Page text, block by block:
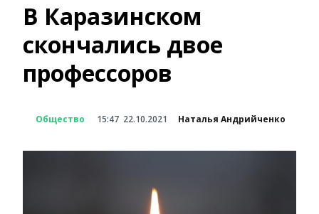
В Каразинском
скончались двое
профессоров
Общество 15:47 22.10.2021 Наталья Андрийченко